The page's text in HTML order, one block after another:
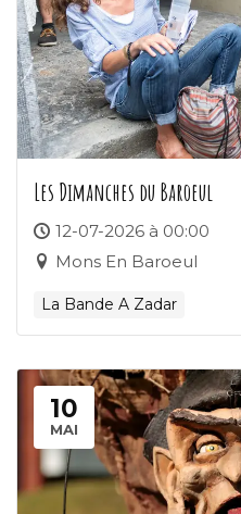
Les Dimanches du Baroeul
12-07-2026 à 00:00
Mons En Baroeul
La Bande A Zadar
10
MAI